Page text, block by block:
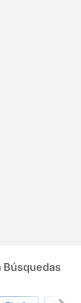
Búsquedas